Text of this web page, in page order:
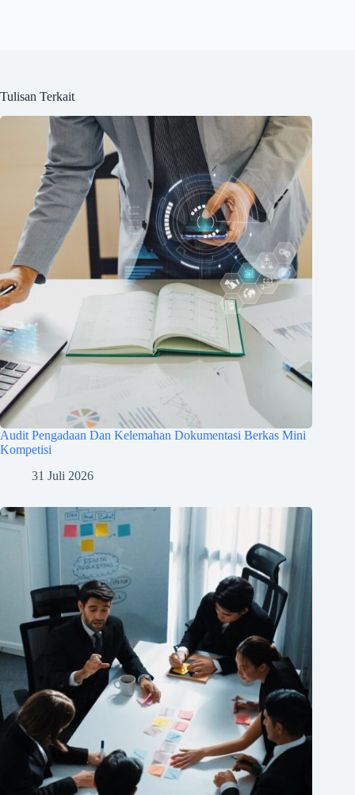
Tulisan Terkait
Audit Pengadaan Dan Kelemahan Dokumentasi Berkas Mini
Kompetisi
31 Juli 2026